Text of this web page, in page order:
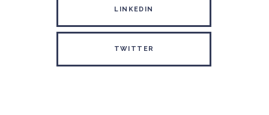
LINKEDIN
TWITTER